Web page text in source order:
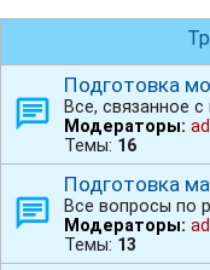
Подготовка
Все, связанное
Модераторы:
Темы: 16
Подготовка
Все вопросы по
Модераторы:
Темы: 13